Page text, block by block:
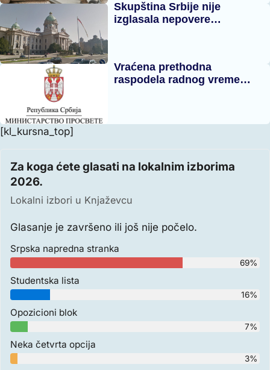
Skupština Srbije nije
izglasala nepovere…
Vraćena prethodna
raspodela radnog vreme…
[kl_kursna_top]
Za koga ćete glasati na lokalnim izborima
2026.
Lokalni izbori u Knjaževcu
Glasanje je završeno ili još nije počelo.
Srpska napredna stranka
69%
Studentska lista
16%
Opozicioni blok
7%
Neka četvrta opcija
3%